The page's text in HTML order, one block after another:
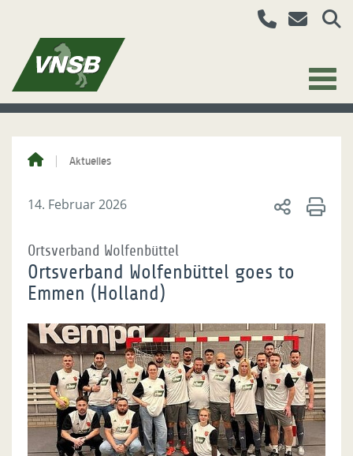
Aktuelles
14. Februar 2026
Ortsverband Wolfenbüttel
Ortsverband Wolfenbüttel goes to
Emmen (Holland)